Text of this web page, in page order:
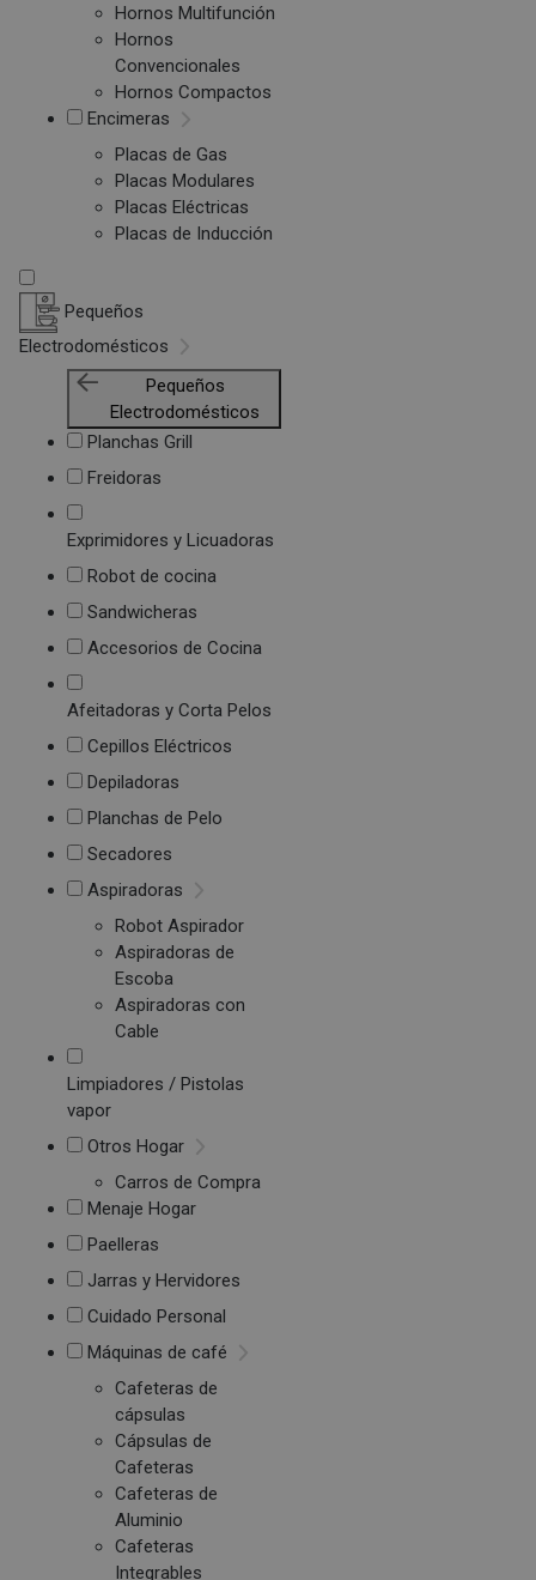
Hornos Multifunción
Hornos
Convencionales
Hornos Compactos
Encimeras
Placas de Gas
Placas Modulares
Placas Eléctricas
Placas de Inducción
Pequeños
Electrodomésticos
Pequeños
Electrodomésticos
Planchas Grill
Freidoras
Exprimidores y Licuadoras
Robot de cocina
Sandwicheras
Accesorios de Cocina
Afeitadoras y Corta Pelos
Cepillos Eléctricos
Depiladoras
Planchas de Pelo
Secadores
Aspiradoras
Robot Aspirador
Aspiradoras de
Escoba
Aspiradoras con
Cable
Limpiadores / Pistolas
vapor
Otros Hogar
Carros de Compra
Menaje Hogar
Paelleras
Jarras y Hervidores
Cuidado Personal
Máquinas de café
Cafeteras de
cápsulas
Cápsulas de
Cafeteras
Cafeteras de
Aluminio
Cafeteras
Integrables